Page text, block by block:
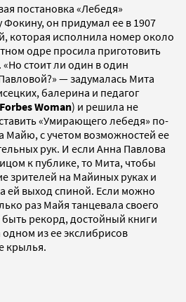
постановка «Лебедя»
он придумал ее в 1907
которая исполнила номер около
одре просила приготовить
стоит ли один в один
— задумалась Мита
балерина и педагог
Forbes Woman) и решила не
«Умирающего лебедя» по-
Майю, с учетом возможностей ее
рук. И если Анна Павлова
к публике, то Мита, чтобы
зрителей на Майиных руках и
ей выход спиной. Если можно
раз Майя танцевала своего
быть рекорд, достойный книги
из ее экслибрисов
крылья.